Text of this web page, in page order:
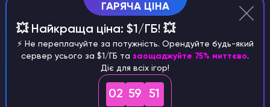
Обравши потрібну модифікацію натисніть на
неї, після того як потрапите на її сторінку
ГАРЯЧА ЦІНА
💥 Найкраща ціна: $1/ГБ! 💥
⚡️ Не переплачуйте за потужність. Орендуйте будь-який
сервер усього за $1/ГБ та заощаджуйте 75% миттєво.
Діє для всіх ігор!
02 59 51